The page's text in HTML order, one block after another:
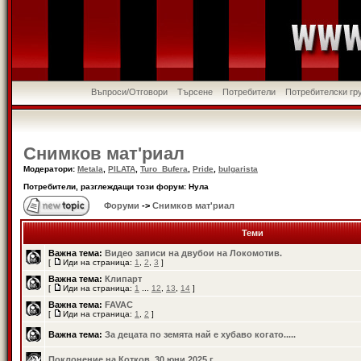
Въпроси/Отговори Търсене Потребители Потребителски
Снимков мат'риал
Модератори: Metala PILATA Turo_Bufera Pride
bulgarista
Потребители, разглеждащи този форум: Нула
Форуми -> Снимков мат'риал
Теми
Важна тема: Видео записи на двубои на Локомотив.
[ Иди на страница: 1 2 3 ]
Важна тема: Клипарт
[ Иди на страница: 1 12 13 14 ]
Важна тема: FAVAC
[ Иди на страница: 1 2 ]
Важна тема: За децата по земята най е хубаво когато.....